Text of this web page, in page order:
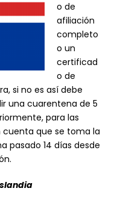
o de
afiliación
completo
o un
certificad
o de
si no es así debe
una cuarentena de 5
para las
cuenta que se toma la
pasado 14 días desde